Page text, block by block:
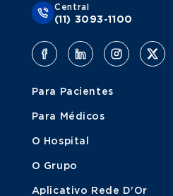
Central
(11) 3093-1100
Para Pacientes
Para Médicos
O Hospital
O Grupo
Aplicativo Rede D'Or